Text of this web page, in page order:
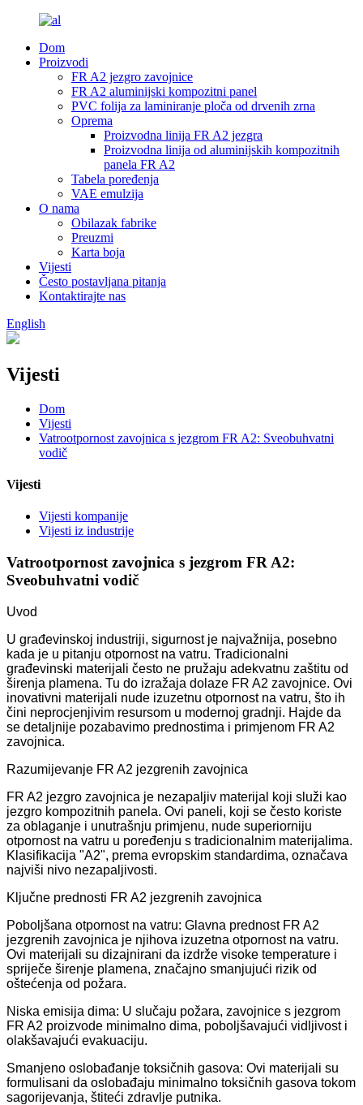
Dom
Proizvodi
FR A2 jezgro zavojnice
FR A2 aluminijski kompozitni panel
PVC folija za laminiranje ploča od drvenih zrna
Oprema
Proizvodna linija FR A2 jezgra
Proizvodna linija od aluminijskih kompozitnih
panela FR A2
Tabela poređenja
VAE emulzija
O nama
Obilazak fabrike
Preuzmi
Karta boja
Vijesti
Često postavljana pitanja
Kontaktirajte nas
English
Vijesti
Dom
Vijesti
Vatrootpornost zavojnica s jezgrom FR A2: Sveobuhvatni
vodič
Vijesti
Vijesti kompanije
Vijesti iz industrije
Vatrootpornost zavojnica s jezgrom FR A2:
Sveobuhvatni vodič
Uvod
U građevinskoj industriji, sigurnost je najvažnija, posebno
kada je u pitanju otpornost na vatru. Tradicionalni
građevinski materijali često ne pružaju adekvatnu zaštitu od
širenja plamena. Tu do izražaja dolaze FR A2 zavojnice. Ovi
inovativni materijali nude izuzetnu otpornost na vatru, što ih
čini neprocjenjivim resursom u modernoj gradnji. Hajde da
se detaljnije pozabavimo prednostima i primjenom FR A2
zavojnica.
Razumijevanje FR A2 jezgrenih zavojnica
FR A2 jezgro zavojnica je nezapaljiv materijal koji služi kao
jezgro kompozitnih panela. Ovi paneli, koji se često koriste
za oblaganje i unutrašnju primjenu, nude superiorniju
otpornost na vatru u poređenju s tradicionalnim materijalima.
Klasifikacija "A2", prema evropskim standardima, označava
najviši nivo nezapaljivosti.
Ključne prednosti FR A2 jezgrenih zavojnica
Poboljšana otpornost na vatru: Glavna prednost FR A2
jezgrenih zavojnica je njihova izuzetna otpornost na vatru.
Ovi materijali su dizajnirani da izdrže visoke temperature i
spriječe širenje plamena, značajno smanjujući rizik od
oštećenja od požara.
Niska emisija dima: U slučaju požara, zavojnice s jezgrom
FR A2 proizvode minimalno dima, poboljšavajući vidljivost i
olakšavajući evakuaciju.
Smanjeno oslobađanje toksičnih gasova: Ovi materijali su
formulisani da oslobađaju minimalno toksičnih gasova tokom
sagorijevanja, štiteći zdravlje putnika.